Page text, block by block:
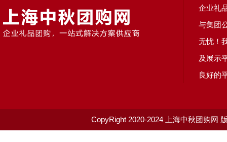
企业礼
与集团
无忧！
及展示
良好的
CopyRight 2020-2024 上海中秋团购网